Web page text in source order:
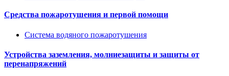
Средства пожаротушения и первой помощи
Система водяного пожаротушения
Устройства заземления, молниезащиты и защиты от
перенапряжений